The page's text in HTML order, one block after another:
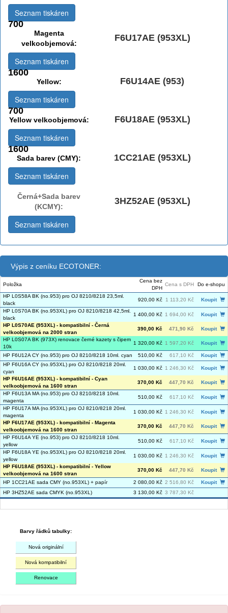
700
Seznam tiskáren
Magenta
velkoobjemová:
F6U17AE (953XL)
1600
Seznam tiskáren
Yellow: F6U14AE (953)
700
Seznam tiskáren
Yellow velkoobjemová: F6U18AE (953XL)
1600
Seznam tiskáren
Sada barev (CMY):
1CC21AE (953XL)
Seznam tiskáren
Černá+Sada barev
(KCMY):
3HZ52AE (953XL)
Seznam tiskáren
Výpis z ceníku ECOTONER:
Položka
Cena bez
DPH
Cena s DPH Do e-shopu
HP L0S58A BK (no.953) pro OJ 8210/8218 23,5ml.
black
920,00 Kč 1 113,20 Kč
Koupit
HP L0S70A BK (no.953XL) pro OJ 8210/8218 42,5ml.
black
1 400,00 Kč 1 694,00 Kč
Koupit
HP L0S70AE (953XL) - kompatibilní - Černá
velkoobjemová na 2000 stran
390,00 Kč 471,90 Kč
Koupit
HP L0S07A BK (973X) renovace černé kazety s čipem
10k
1 320,00 Kč 1 597,20 Kč Koupit
HP F6U12A CY (no.953) pro OJ 8210/8218 10ml. cyan 510,00 Kč 617,10 Kč
Koupit
HP F6U16A CY (no.953XL) pro OJ 8210/8218 20ml.
cyan
1 030,00 Kč 1 246,30 Kč
Koupit
HP F6U16AE (953XL) - kompatibilní - Cyan
velkoobjemová na 1600 stran
370,00 Kč 447,70 Kč
Koupit
HP F6U13A MA (no.953) pro OJ 8210/8218 10ml.
magenta
510,00 Kč 617,10 Kč
Koupit
HP F6U17A MA (no.953XL) pro OJ 8210/8218 20ml.
magenta
1 030,00 Kč 1 246,30 Kč
Koupit
HP F6U17AE (953XL) - kompatibilní - Magenta
velkoobjemová na 1600 stran
370,00 Kč 447,70 Kč
Koupit
HP F6U14A YE (no.953) pro OJ 8210/8218 10ml.
yellow
510,00 Kč 617,10 Kč
Koupit
HP F6U18A YE (no.953XL) pro OJ 8210/8218 20ml.
yellow
1 030,00 Kč 1 246,30 Kč
Koupit
HP F6U18AE (953XL) - kompatibilní - Yellow
velkoobjemová na 1600 stran
370,00 Kč 447,70 Kč Koupit
HP 1CC21AE sada CMY (no.953XL) + papír 2 080,00 Kč 2 516,80 Kč
Koupit
HP 3HZ52AE sada CMYK (no.953XL)
3 130,00 Kč 3 787,30 Kč
Barvy řádků tabulky:
Nová originální
Nová kompatibilní
Renovace